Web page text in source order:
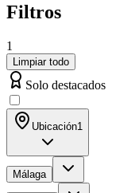
Filtros
1
Limpiar todo
Solo destacados
Ubicación1
Málaga